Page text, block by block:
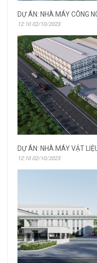
DỰ ÁN: NHÀ MÁY CÔNG
12:10 02/10/2023
DỰ ÁN: NHÀ MÁY VẬT
12:10 02/10/2023